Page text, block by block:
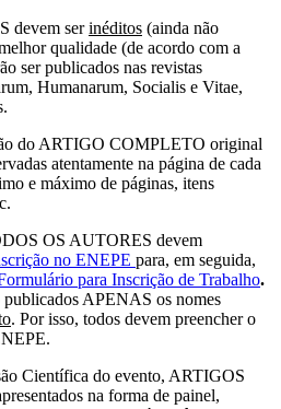
devem serinéditos (ainda não
qualidade (de acordo com a
ser publicados nas revistas
Humanarum, Socialis e Vitae,
do ARTIGO COMPLETO original
atentamente na página de cada
e máximo de páginas, itens
OS AUTORES devem
no ENEPE para, em seguida,
para Inscrição de Trabalho.
publicados APENAS os nomes
. Por isso, todos devem preencher o
Científica do evento, ARTIGOS
na forma de painel,